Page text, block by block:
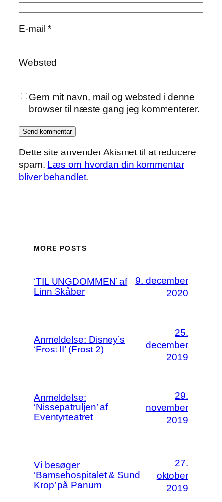
E-mail*
Websted
Gem mit navn, mail og websted i denne
browser til næste gang jeg kommenterer.
Dette site anvender Akismet til at reducere
spam. Læs om hvordan din kommentar
bliver behandlet.
MORE POSTS
‘TIL UNGDOMMEN’ af
Linn Skåber
9. december
2020
Anmeldelse: Disney’s
‘Frost II’ (Frost 2)
25.
december
2019
Anmeldelse:
‘Nissepatruljen’ af
Eventyrteatret
29.
november
2019
Vi besøger
‘Bamsehospitalet & Sund
Krop’ på Panum
27.
oktober
2019